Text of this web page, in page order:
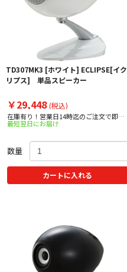
TD307MK3 [ホワイト] ECLIPSE[イク
リプス] 単品スピーカー
￥29,448(税込)
在庫有り！営業日14時迄のご注文で即日
出荷！
最短翌日にお届け
数量
カートに入れる